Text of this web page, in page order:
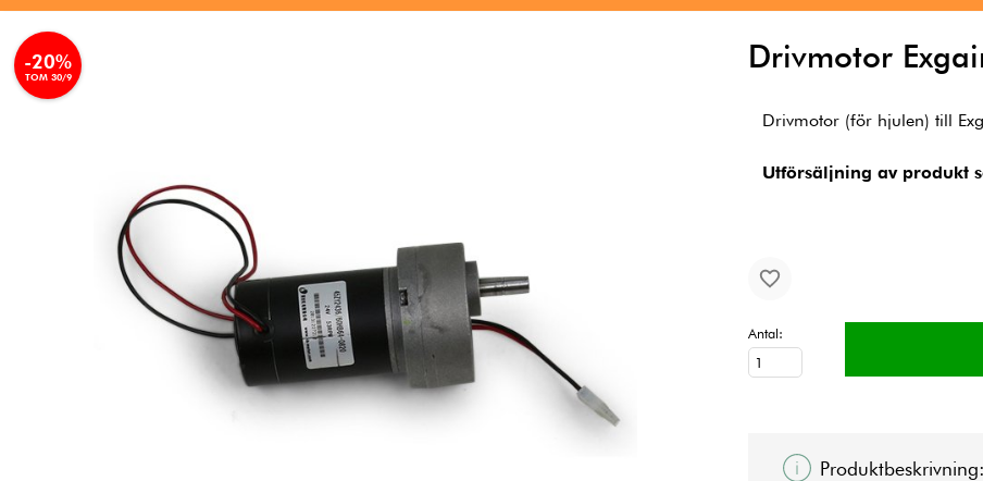
Drivmotor
-20%
TOM 30/9
Drivmotor (för hjulen) till
Utförsäljning av produkt
Antal:
Produktbeskrivning: